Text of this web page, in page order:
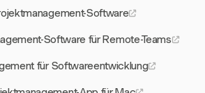
Software
Software für Remote-Teams
für Softwareentwicklung